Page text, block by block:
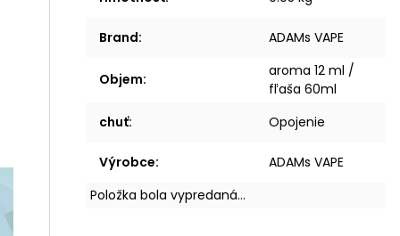
Brand: ADAMs VAPE
Objem:
aroma 12 ml /
fľaša 60ml
chuť: Opojenie
Výrobce:
ADAMs VAPE
Položka bola vypredaná…